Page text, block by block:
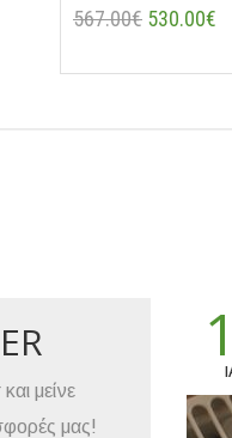
567.00€ 530.00€
μείνε
μας!